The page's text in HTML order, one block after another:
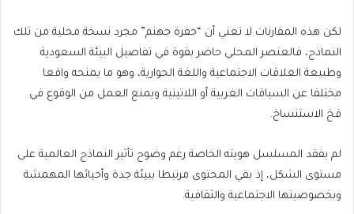
لكن هذه المقارنات لا تعني أن “حفرة جهنم” مجرد نسخة محلية من تلك
النماذج، فالعنصر المحلي حاضر بقوة في تفاصيل البيئة السعودية
وطبيعة العلاقات الاجتماعية واللغة الحوارية، وهو ما يمنحه واقعا
مختلفا عن السياقات الغربية أو اللاتينية ويمنع العمل من الوقوع في
فخ الاستنساخ.
لم يفقد المسلسل هويته الخاصة رغم وضوح تأثير النماذج العالمية على
مستوى الشكل، إذ بقي المحتوى مرتبطا ببيئة جدة وأحيائها المهمشة
وبخصوصيتها الاجتماعية والثقافية.